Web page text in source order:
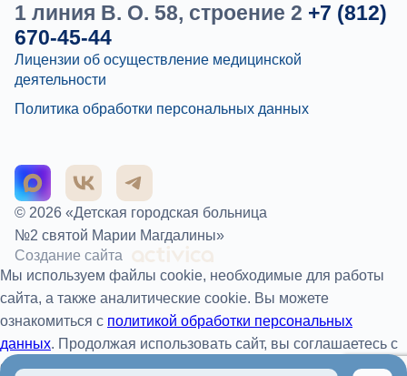
1 линия В. О. 58, строение 2 +7 (812)
670-45-44
Лицензии об осуществление медицинской
деятельности
Политика обработки персональных данных
© 2026 «Детская городская больница
№2 святой Марии Магдалины»
Создание сайта
Мы используем файлы cookie, необходимые для работы
сайта, а также аналитические cookie. Вы можете
ознакомиться с политикой обработки персональных
данных. Продолжая использовать сайт, вы соглашаетесь с
обработкой файлов cookie.